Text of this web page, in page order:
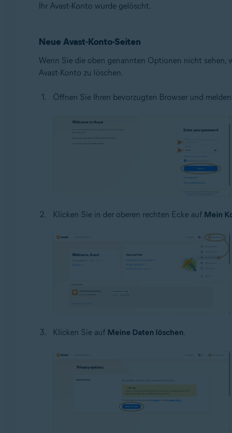
Ihr Avast-Konto wurde gelöscht.
Neue Avast-Konto-Seiten
Wenn Sie die oben genannten Optionen nicht sehen,
Avast-Konto zu löschen.
Öffnen Sie Ihren bevorzugten Browser und
Klicken Sie in der oberen rechten Ecke auf Mein
Klicken Sie auf Meine Daten löschen.